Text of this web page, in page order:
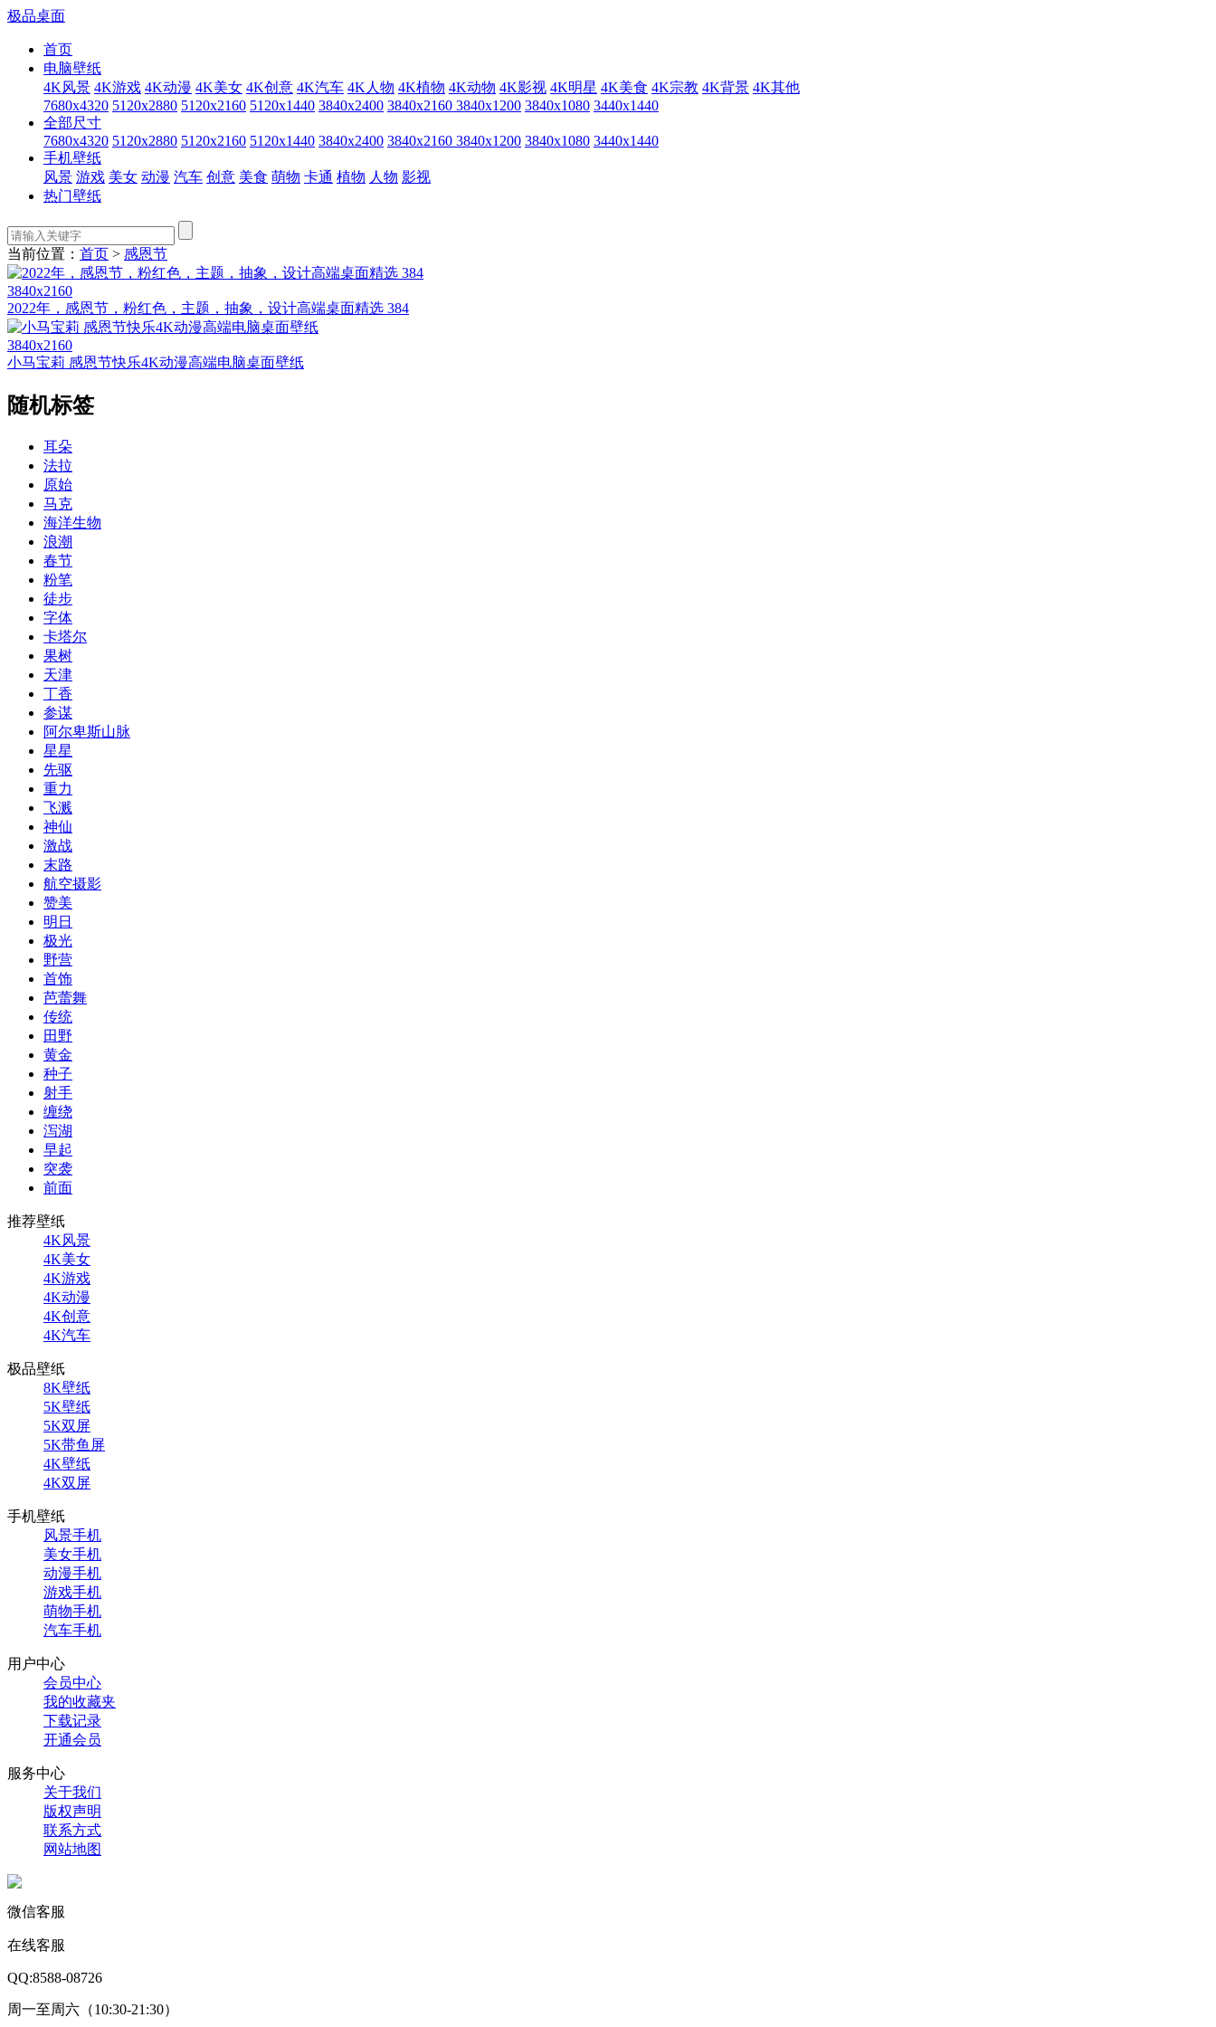
极品桌面
首页
电脑壁纸
4K风景 4K游戏 4K动漫 4K美女 4K创意 4K汽车 4K人物 4K植物 4K动物 4K影视 4K明星 4K美食 4K宗教 4K背景 4K其他
7680x4320 5120x2880 5120x2160 5120x1440 3840x2400 3840x2160 3840x1200 3840x1080 3440x1440
全部尺寸
7680x4320 5120x2880 5120x2160 5120x1440 3840x2400 3840x2160 3840x1200 3840x1080 3440x1440
手机壁纸
风景 游戏 美女 动漫 汽车 创意 美食 萌物 卡通 植物 人物 影视
热门壁纸
当前位置： 首页 > 感恩节
3840x2160
2022年，感恩节，粉红色，主题，抽象，设计高端桌面精选 384
3840x2160
小马宝莉 感恩节快乐4K动漫高端电脑桌面壁纸
随机标签
耳朵
法拉
原始
马克
海洋生物
浪潮
春节
粉笔
徒步
字体
卡塔尔
果树
天津
丁香
参谋
阿尔卑斯山脉
星星
先驱
重力
飞溅
神仙
激战
末路
航空摄影
赞美
明日
极光
野营
首饰
芭蕾舞
传统
田野
黄金
种子
射手
缠绕
泻湖
早起
突袭
前面
推荐壁纸
4K风景
4K美女
4K游戏
4K动漫
4K创意
4K汽车
极品壁纸
8K壁纸
5K壁纸
5K双屏
5K带鱼屏
4K壁纸
4K双屏
手机壁纸
风景手机
美女手机
动漫手机
游戏手机
萌物手机
汽车手机
用户中心
会员中心
我的收藏夹
下载记录
开通会员
服务中心
关于我们
版权声明
联系方式
网站地图
微信客服
在线客服
QQ:8588-08726
周一至周六（10:30-21:30）